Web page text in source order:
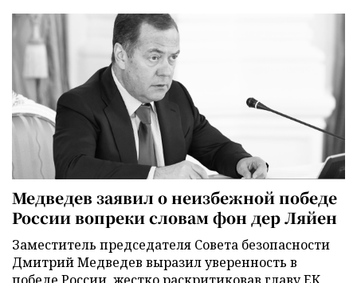
Медведев заявил о неизбежной победе
России вопреки словам фон дер Ляйен
Заместитель председателя Совета безопасности
Дмитрий Медведев выразил уверенность в
победе России, жестко раскритиковав главу ЕК